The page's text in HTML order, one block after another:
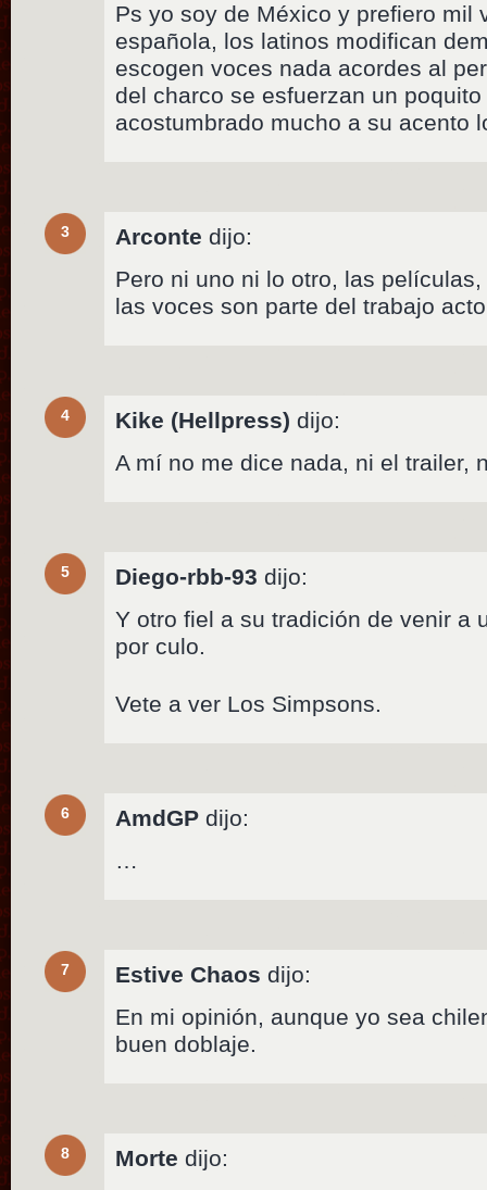
Ps yo soy de México y prefiero mil
española, los latinos modifican
escogen voces nada acordes al
del charco se esfuerzan un
acostumbrado mucho a su acento
3 Arconte dijo:
Pero ni uno ni lo otro, las
las voces son parte del trabajo
4 Kike (Hellpress) dijo:
A mí no me dice nada, ni el trailer,
5 Diego-rbb-93 dijo:
Y otro fiel a su tradición de venir a
por culo.
Vete a ver Los Simpsons.
6 AmdGP dijo:
…
7 Estive Chaos dijo:
En mi opinión, aunque yo sea
buen doblaje.
8 Morte dijo: